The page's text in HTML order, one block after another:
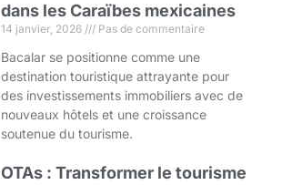
dans les Caraïbes mexicaines
14 janvier, 2026 Pas de commentaire
Bacalar se positionne comme une
destination touristique attrayante pour
des investissements immobiliers avec de
nouveaux hôtels et une croissance
soutenue du tourisme.
OTAs : Transformer le tourisme